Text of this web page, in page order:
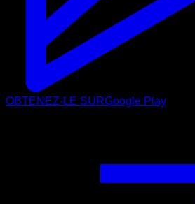
OBTENEZ-LE SURGoogle Play